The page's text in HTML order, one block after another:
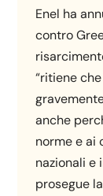
Enel ha
contro
“ritiene
anche
norme e ai
nazionali e
prosegue